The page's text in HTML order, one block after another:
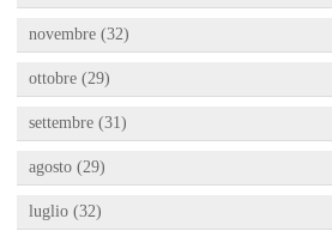
novembre (32)
ottobre (29)
settembre (31)
agosto (29)
luglio (32)